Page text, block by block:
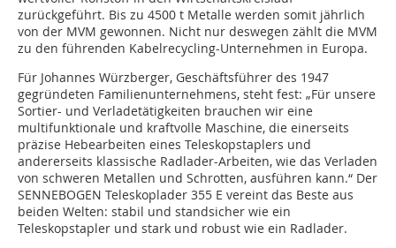
zurückgeführt. Bis zu 4500 t Metalle werden somit jährlich
von der MVM gewonnen. Nicht nur deswegen zählt die MVM
zu den führenden Kabelrecycling-Unternehmen in Europa.
Für Johannes Würzberger, Geschäftsführer des 1947
gegründeten Familienunternehmens, steht fest: „Für unsere
Sortier- und Verladetätigkeiten brauchen wir eine
multifunktionale und kraftvolle Maschine, die einerseits
präzise Hebearbeiten eines Teleskopstaplers und
andererseits klassische Radlader-Arbeiten, wie das Verladen
von schweren Metallen und Schrotten, ausführen kann.“ Der
SENNEBOGEN Teleskoplader 355 E vereint das Beste aus
beiden Welten: stabil und standsicher wie ein
Teleskopstapler und stark und robust wie ein Radlader.